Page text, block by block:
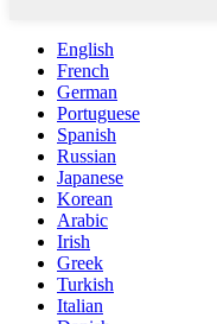
English
French
German
Portuguese
Spanish
Russian
Japanese
Korean
Arabic
Irish
Greek
Turkish
Italian